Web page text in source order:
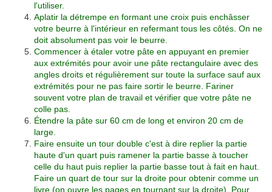
l'utiliser.
Aplatir la détrempe en formant une croix puis enchâsser
votre beurre à l'intérieur en refermant tous les côtés. On ne
doit absolument pas voir le beurre.
Commencer à étaler votre pâte en appuyant en premier
aux extrémités pour avoir une pâte rectangulaire avec des
angles droits et régulièrement sur toute la surface sauf aux
extrémités pour ne pas faire sortir le beurre. Fariner
souvent votre plan de travail et vérifier que votre pâte ne
colle pas.
Étendre la pâte sur 60 cm de long et environ 20 cm de
large.
Faire ensuite un tour double c'est à dire replier la partie
haute d'un quart puis ramener la partie basse à toucher
celle du haut puis replier la partie basse tout à fait en haut.
Faire un quart de tour sur la droite pour obtenir comme un
livre (on ouvre les pages en tournant sur la droite).
Pour